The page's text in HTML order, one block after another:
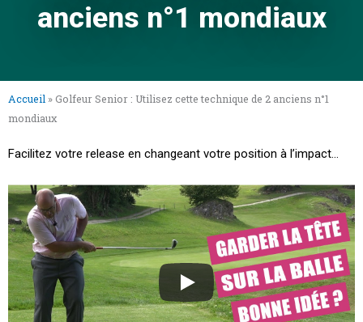
anciens n°1 mondiaux
Accueil » Golfeur Senior : Utilisez cette technique de 2 anciens n°1
mondiaux
Facilitez votre release en changeant votre position à l’impact…